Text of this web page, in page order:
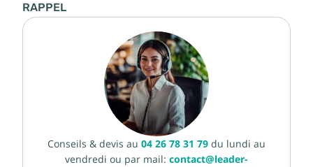
RAPPEL
Conseils & devis au 04 26 78 31 79 du lundi au
vendredi ou par mail: contact@leader-